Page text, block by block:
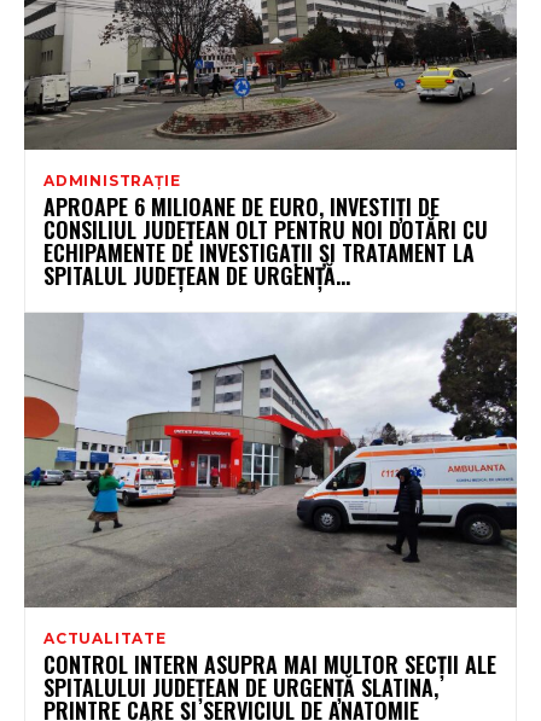
ADMINISTRAȚIE
APROAPE 6 MILIOANE DE EURO, INVESTIȚI DE
CONSILIUL JUDEȚEAN OLT PENTRU NOI DOTĂRI CU
ECHIPAMENTE DE INVESTIGAȚII ȘI TRATAMENT LA
SPITALUL JUDEȚEAN DE URGENȚĂ...
ACTUALITATE
CONTROL INTERN ASUPRA MAI MULTOR SECȚII ALE
SPITALULUI JUDEȚEAN DE URGENȚĂ SLATINA,
PRINTRE CARE ȘI SERVICIUL DE ANATOMIE